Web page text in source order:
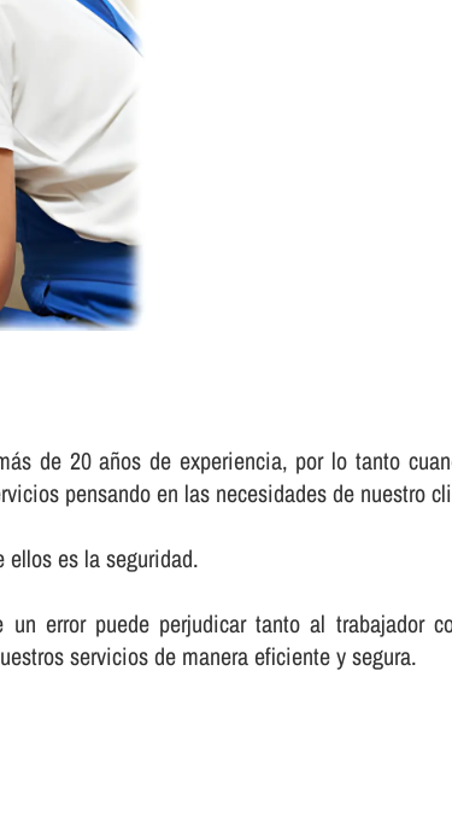
de 20 años de experiencia, por lo tanto
pensando en las necesidades de nuestro
ellos es la seguridad.
error puede perjudicar tanto al trabajador
servicios de manera eficiente y segura.